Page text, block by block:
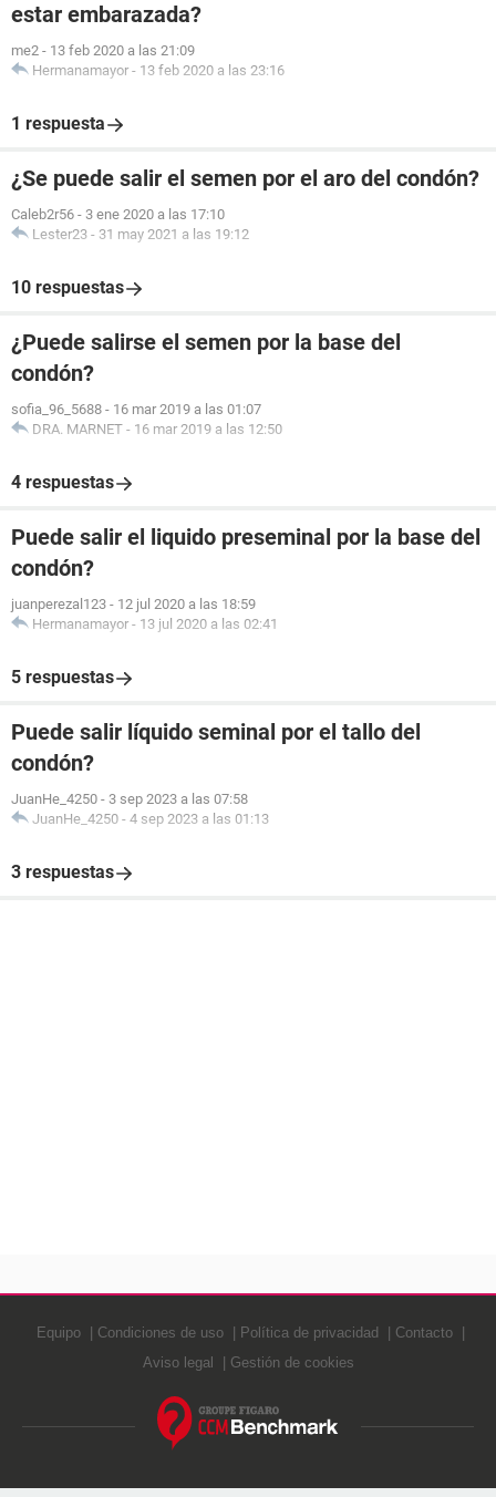
estar embarazada?
me2 - 13 feb 2020 a las 21:09
Hermanamayor - 13 feb 2020 a las 23:16
1 respuesta
¿Se puede salir el semen por el aro del condón?
Caleb2r56 - 3 ene 2020 a las 17:10
Lester23 - 31 may 2021 a las 19:12
10 respuestas
¿Puede salirse el semen por la base del
condón?
sofia_96_5688 - 16 mar 2019 a las 01:07
DRA. MARNET - 16 mar 2019 a las 12:50
4 respuestas
Puede salir el liquido preseminal por la base del
condón?
juanperezal123 - 12 jul 2020 a las 18:59
Hermanamayor - 13 jul 2020 a las 02:41
5 respuestas
Puede salir líquido seminal por el tallo del
condón?
JuanHe_4250 - 3 sep 2023 a las 07:58
JuanHe_4250 - 4 sep 2023 a las 01:13
3 respuestas
Equipo Condiciones de uso Política de privacidad
Contacto
Aviso legal
Gestión de cookies